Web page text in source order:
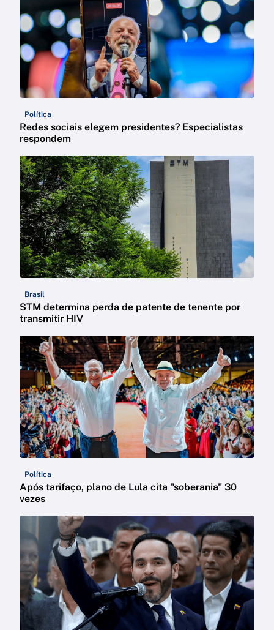
Política
Redes sociais elegem presidentes? Especialistas
respondem
Brasil
STM determina perda de patente de tenente por
transmitir HIV
Política
Após tarifaço, plano de Lula cita "soberania" 30
vezes